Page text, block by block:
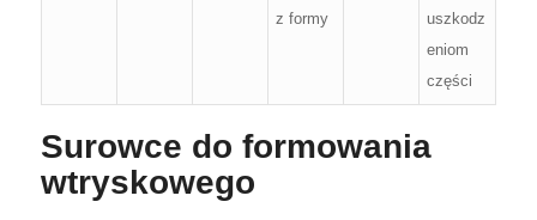
z formy
uszkodz
eniom
części
Surowce do formowania
wtryskowego